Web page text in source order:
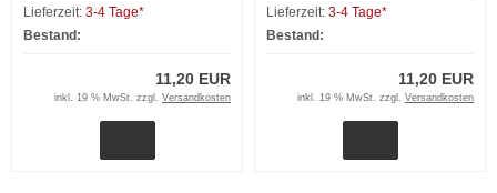
Lieferzeit: 3-4 Tage*
Bestand:
11,20 EUR
inkl. 19 % MwSt. zzgl. Versandkosten
Lieferzeit: 3-4 Tage*
Bestand:
11,20 EUR
inkl. 19 % MwSt. zzgl. Versandkosten